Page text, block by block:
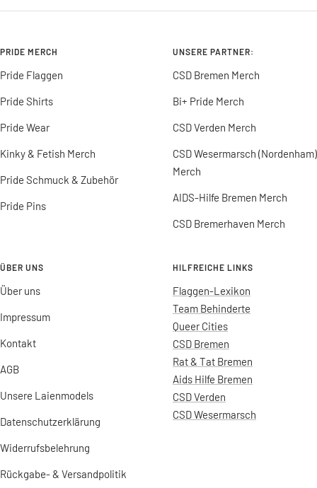
PRIDE MERCH
Pride Flaggen
Pride Shirts
Pride Wear
Kinky & Fetish Merch
Pride Schmuck & Zubehör
Pride Pins
UNSERE PARTNER:
CSD Bremen Merch
Bi+ Pride Merch
CSD Verden Merch
CSD Wesermarsch (Nordenham)
Merch
AIDS-Hilfe Bremen Merch
CSD Bremerhaven Merch
ÜBER UNS
Über uns
Impressum
Kontakt
AGB
Unsere Laienmodels
Datenschutzerklärung
Widerrufsbelehrung
Rückgabe- & Versandpolitik
HILFREICHE LINKS
Flaggen-Lexikon
Team Behinderte
Queer Cities
CSD Bremen
Rat & Tat Bremen
Aids Hilfe Bremen
CSD Verden
CSD Wesermarsch